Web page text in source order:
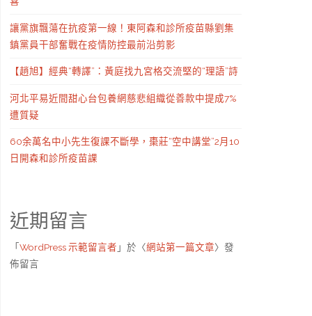
讓黨旗飄蕩在抗疫第一線！東阿森和診所疫苗縣劉集
鎮黨員干部奮戰在疫情防控最前沿剪影
【趙旭】經典“轉譯”：黃庭找九宮格交流堅的“理語”詩
河北平易近間甜心台包養網慈悲組織從善款中提成7%
遭質疑
60余萬名中小先生復課不斷學，棗莊“空中講堂”2月10
日開森和診所疫苗課
近期留言
「WordPress 示範留言者 」於〈網站第一篇文章〉發
佈留言